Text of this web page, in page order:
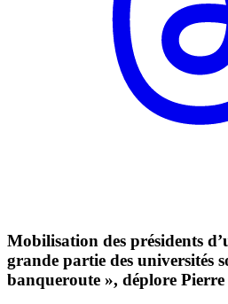
Mobilisation des présidents
grande partie des universités
banqueroute », déplore